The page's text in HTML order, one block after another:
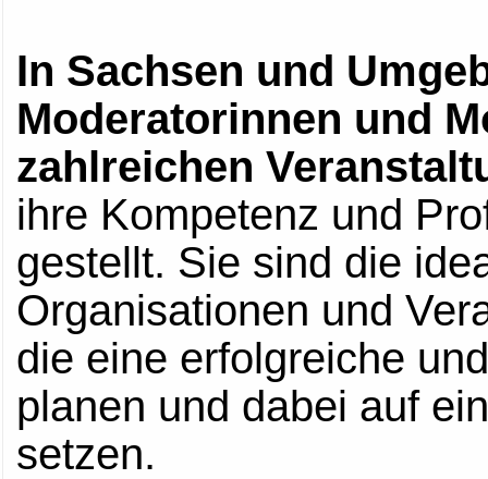
In Sachsen und
Moderatorinnen und
zahlreichen
ihre Kompetenz und
gestellt. Sie sind die
Organisationen und
die eine erfolgreiche
planen und dabei auf
setzen.